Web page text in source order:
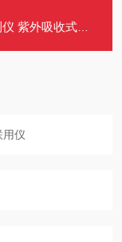
光束 带云端同步功能